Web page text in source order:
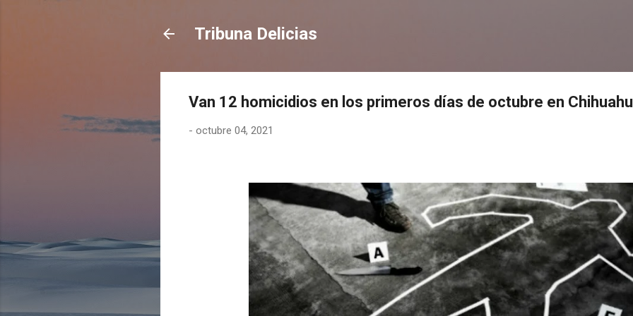
Tribuna Delicias
Van 12 homicidios en los primeros días de octubre en
- octubre 04, 2021